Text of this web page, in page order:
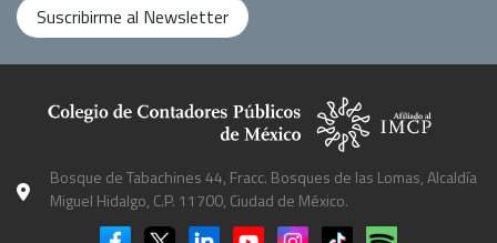
Suscribirme al Newsletter
Bosque de Tabachines 44, Fracc. Bosques de las Lomas, Alcaldía
Miguel Hidalgo, C.P. 11700, Ciudad de México.